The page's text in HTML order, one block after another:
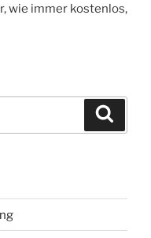
wie immer kostenlos,